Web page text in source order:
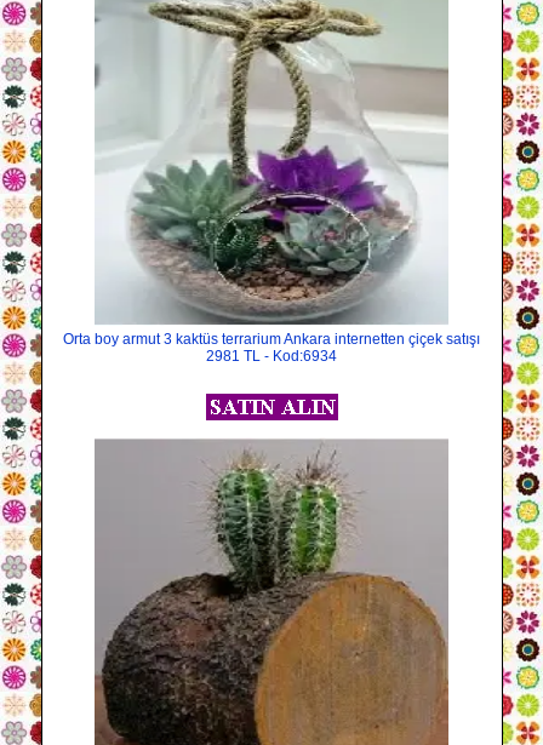
Orta boy armut 3 kaktüs terrarium Ankara internetten çiçek satışı
2981 TL - Kod:6934